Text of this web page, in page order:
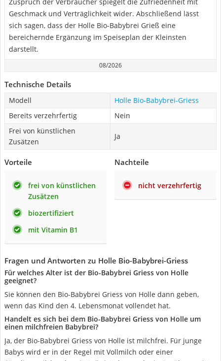
Geschmack und Verträglichkeit wider. Abschließend lässt
sich sagen, dass der Holle Bio-Babybrei Grieß eine
bereichernde Ergänzung im Speiseplan der Kleinsten
darstellt.
08/2026
Technische Details
Modell
Holle Bio-Babybrei-Griess
Bereits verzehrfertig
Nein
Frei von künstlichen
Zusätzen
Ja
Vorteile
frei von künstlichen
Zusätzen
biozertifiziert
mit Vitamin B1
Nachteile
nicht verzehrfertig
Fragen und Antworten zu Holle Bio-Babybrei-Griess
Für welches Alter ist der Bio-Babybrei Griess von Holle
geeignet?
Sie können den Bio-Babybrei Griess von Holle dann geben,
wenn das Kind den 4. Lebensmonat vollendet hat.
Handelt es sich bei dem Bio-Babybrei Griess von Holle um
einen milchfreien Babybrei?
Ja, der Bio-Babybrei Griess von Holle ist milchfrei. Für junge
Babys wird er in der Regel mit Vollmilch oder einer